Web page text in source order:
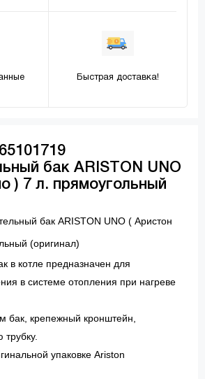
Быстрая доставка!
бак ARISTON UNO
) 7 л. прямоугольный
бак ARISTON UNO ( Аристон
(оригинал)
в котле предназначен для
в системе отопления при нагреве
бак, крепежный кронштейн,
упаковке Ariston